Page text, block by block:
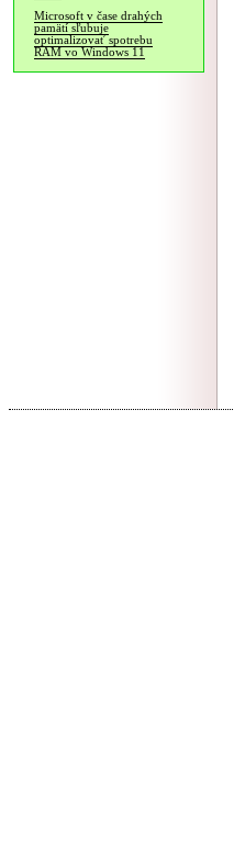
Microsoft v čase drahých
pamätí sľubuje
optimalizovať spotrebu
RAM vo Windows 11